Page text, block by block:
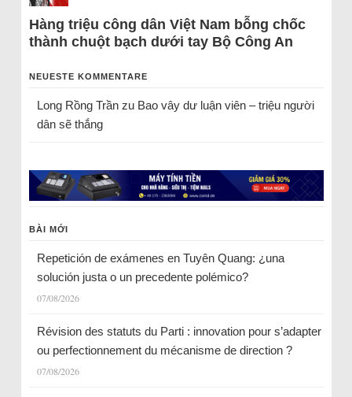
Hàng triệu công dân Việt Nam bỗng chốc
thành chuột bạch dưới tay Bộ Công An
NEUESTE KOMMENTARE
Long Rồng Trầnzu Bao vây dư luận viên – triệu người
dân sẽ thắng
BÀI MỚI
Repetición de exámenes en Tuyên Quang: ¿una
solución justa o un precedente polémico?
07/08/2026
Révision des statuts du Parti : innovation pour s’adapter
ou perfectionnement du mécanisme de direction ?
07/08/2026